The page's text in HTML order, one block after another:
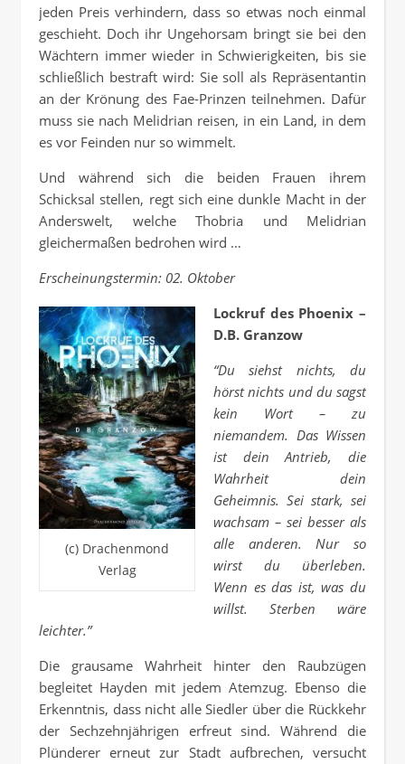
jeden Preis verhindern, dass so etwas noch einmal
geschieht. Doch ihr Ungehorsam bringt sie bei den
Wächtern immer wieder in Schwierigkeiten, bis sie
schließlich bestraft wird: Sie soll als Repräsentantin
an der Krönung des Fae-Prinzen teilnehmen. Dafür
muss sie nach Melidrian reisen, in ein Land, in dem
es vor Feinden nur so wimmelt.
Und während sich die beiden Frauen ihrem
Schicksal stellen, regt sich eine dunkle Macht in der
Anderswelt, welche Thobria und Melidrian
gleichermaßen bedrohen wird …
Erscheinungstermin: 02. Oktober
(c) Drachenmond
Verlag
Lockruf des Phoenix –
D.B. Granzow
“Du siehst nichts, du
hörst nichts und du sagst
kein Wort – zu
niemandem. Das Wissen
ist dein Antrieb, die
Wahrheit dein
Geheimnis. Sei stark, sei
wachsam – sei besser als
alle anderen. Nur so
wirst du überleben.
Wenn es das ist, was du
willst. Sterben wäre
leichter.”
Die grausame Wahrheit hinter den Raubzügen
begleitet Hayden mit jedem Atemzug. Ebenso die
Erkenntnis, dass nicht alle Siedler über die Rückkehr
der Sechzehnjährigen erfreut sind. Während die
Plünderer erneut zur Stadt aufbrechen, versucht